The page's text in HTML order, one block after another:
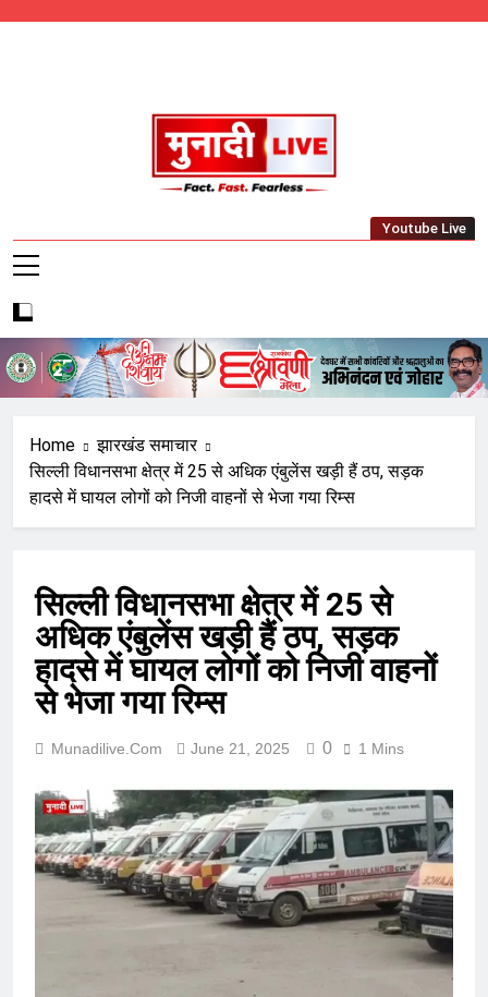
Munadi Live – Jharkhand's Leading Local
Youtube Live
Home
झारखंड समाचार
सिल्ली विधानसभा क्षेत्र में 25 से अधिक एंबुलेंस खड़ी हैं ठप, सड़क
हादसे में घायल लोगों को निजी वाहनों से भेजा गया रिम्स
सिल्ली विधानसभा क्षेत्र में 25 से
अधिक एंबुलेंस खड़ी हैं ठप, सड़क
हादसे में घायल लोगों को निजी वाहनों
से भेजा गया रिम्स
Munadilive.com June 21, 2025 0 1 Mins